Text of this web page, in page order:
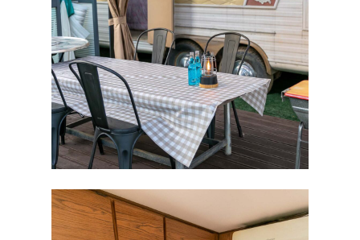
버스 오렌지
카라반
요트(당일)
헬리콥터(당일)
밀리터리
트레일러